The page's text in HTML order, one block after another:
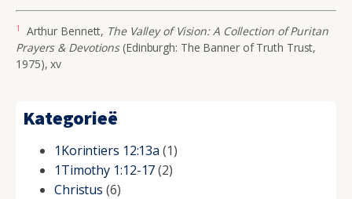
1 Arthur Bennett, The Valley of Vision: A Collection of Puritan
Prayers & Devotions(Edinburgh: The Banner of Truth Trust,
1975), xv
Kategorieë
1Korintiers 12:13a (1)
1Timothy 1:12-17(2)
Christus (6)